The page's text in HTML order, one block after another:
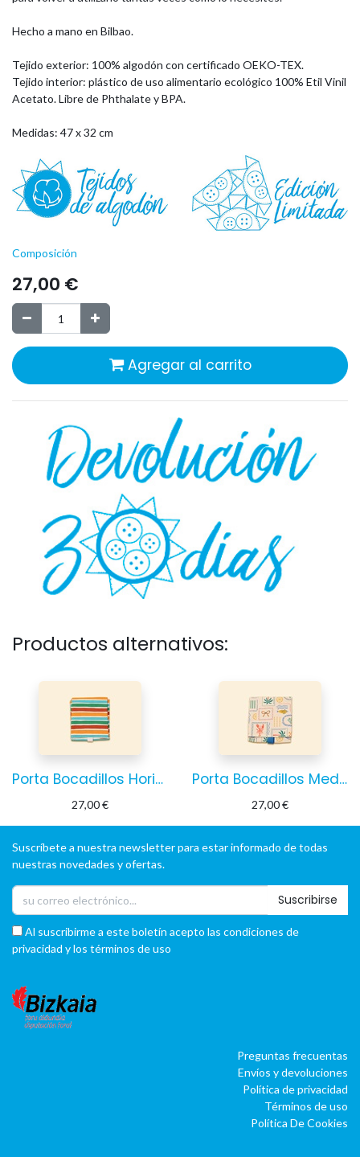
Hecho a mano en Bilbao.
Tejido exterior: 100% algodón con certificado OEKO-TEX.
Tejido interior: plástico de uso alimentario ecológico 100% Etil Vinil
Acetato. Libre de Phthalate y BPA.
Medidas: 47 x 32 cm
Composición
27,00 €
Agregar al carrito
Productos alternativos:
Porta Bocadillos Horizonte
27,00€
Porta Bocadillos Mediterráneo
27,00€
Suscríbete a nuestra newsletter para estar informado de todas
nuestras novedades y ofertas.
Suscribirse
Al suscribirme a este boletín acepto las condiciones de
privacidad y los términos de uso
Preguntas frecuentas
Envíos y devoluciones
Política de privacidad
Términos de uso
Política De Cookies